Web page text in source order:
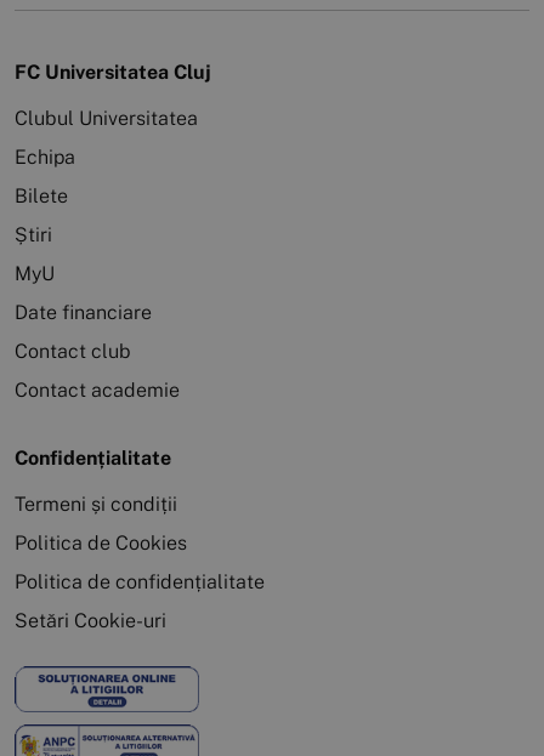
FC Universitatea Cluj
Clubul Universitatea
Echipa
Bilete
Știri
MyU
Date financiare
Contact club
Contact academie
Confidențialitate
Termeni și condiții
Politica de Cookies
Politica de confidențialitate
Setări Cookie-uri